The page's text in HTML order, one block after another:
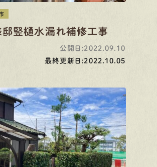
竪樋水漏れ補修工事
公開日:2022.09.10
最終更新日:2022.10.05